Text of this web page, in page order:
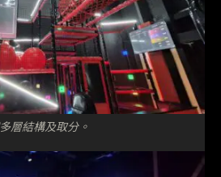
層結構及取分。